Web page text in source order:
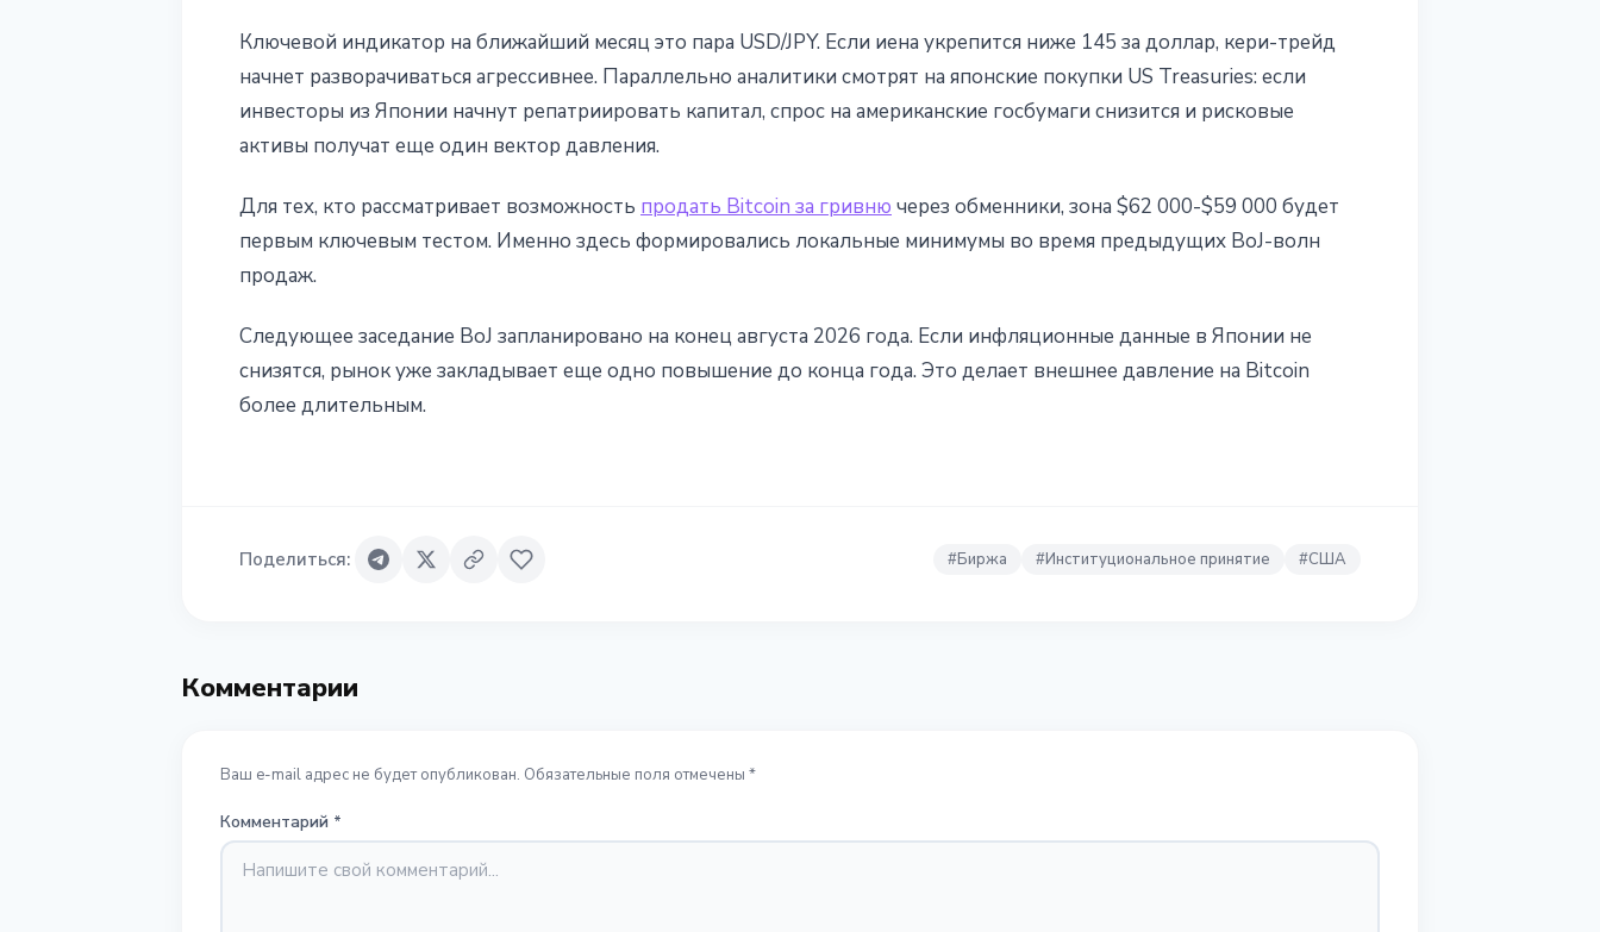
Ключевой индикатор на ближайший месяц это пара USD/JPY. Если иена укрепится ниже 145 за доллар, кери-трейд
начнет разворачиваться агрессивнее. Параллельно аналитики смотрят на японские покупки US Treasuries: если
инвесторы из Японии начнут репатриировать капитал, спрос на американские госбумаги снизится и рисковые
активы получат еще один вектор давления.
Для тех, кто рассматривает возможность продать Bitcoin за гривню через обменники, зона $62 000-$59 000 будет
первым ключевым тестом. Именно здесь формировались локальные минимумы во время предыдущих BoJ-волн
продаж.
Следующее заседание BoJ запланировано на конец августа 2026 года. Если инфляционные данные в Японии не
снизятся, рынок уже закладывает еще одно повышение до конца года. Это делает внешнее давление на Bitcoin
более длительным.
Поделиться: #Биржа #Институциональное принятие #США
Комментарии
Ваш e-mail адрес не будет опубликован. Обязательные поля отмечены *
Комментарий *